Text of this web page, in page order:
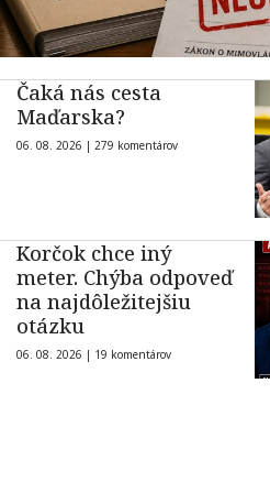
Čaká nás cesta
Maďarska?
06. 08. 2026 | 279 komentárov
Korčok chce iný
meter. Chýba odpoveď
na najdôležitejšiu
otázku
06. 08. 2026 | 19 komentárov